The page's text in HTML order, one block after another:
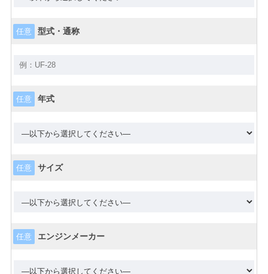
任意 型式・通称
任意 年式
任意 サイズ
任意 エンジンメーカー